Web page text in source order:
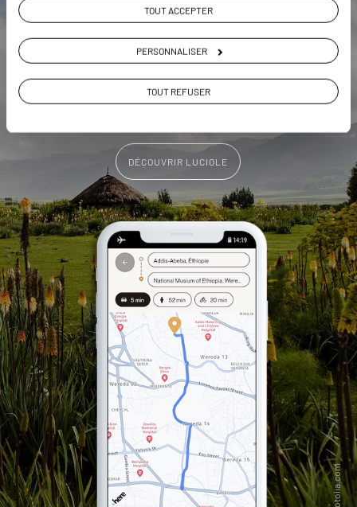
TOUT ACCEPTER
PERSONNALISER
TOUT REFUSER
accompagne au jour le jour
Une utilisation gratuite, hors
connexion internet
L'album souvenirs à composer
vous-même
DÉCOUVRIR LUCIOLE